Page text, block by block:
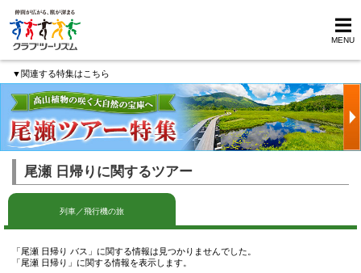
MENU
▼関連する特集はこちら
尾瀬 日帰りに関するツアー
列車／飛行機の旅
「尾瀬 日帰り バス」に関する情報は見つかりませんでした。
「尾瀬 日帰り」に関する情報を表示します。